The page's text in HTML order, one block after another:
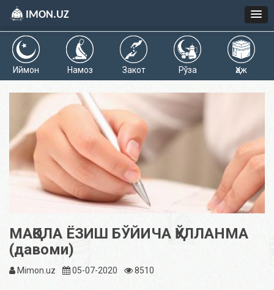
IMON.UZ
Иймон Намоз Закот Рўза Ҳаж
МАҚОЛА ЁЗИШ БЎЙИЧА ҚЎЛЛАНМА
(давоми)
Mimon.uz 05-07-2020 8510